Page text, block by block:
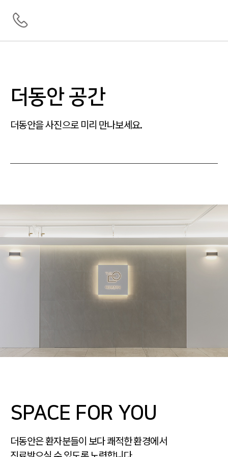
더동안 공간
더동안을 사진으로 미리 만나보세요.
SPACE FOR YOU
더동안은 환자분들이 보다 쾌적한 환경에서